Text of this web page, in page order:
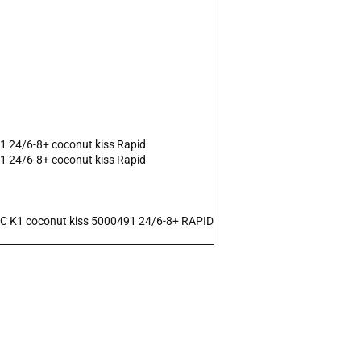
24/6-8+ coconut kiss Rapid
24/6-8+ coconut kiss Rapid
K1 coconut kiss 5000491 24/6-8+ RAPID